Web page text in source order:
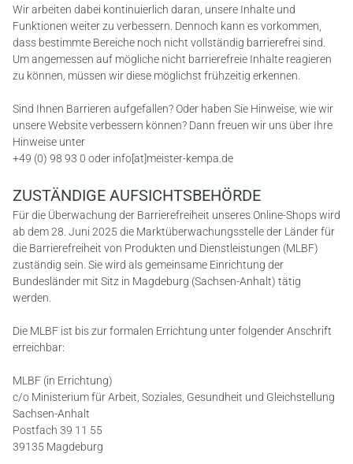
LEISTUNGEN
BAD (TEIL-/VOLLSANIERUNG)
BAD REFERENZEN
HEIZUNG (TEIL-/VOLLSANIERUNG)
WÄRMEPUMPE
HEIZUNGSWARTUNG
UNTERNEHMEN
Wir arbeiten dabei kontinuierlich daran, unsere Inhalte und
Funktionen weiter zu verbessern. Dennoch kann es vorkommen,
dass bestimmte Bereiche noch nicht vollständig barrierefrei sind.
Um angemessen auf mögliche nicht barrierefreie Inhalte reagieren
zu können, müssen wir diese möglichst frühzeitig erkennen.
Sind Ihnen Barrieren aufgefallen? Oder haben Sie Hinweise, wie wir
unsere Website verbessern können? Dann freuen wir uns über Ihre
Hinweise unter
+49 (0) 98 93 0 oder info[at]meister-kempa.de
ZUSTÄNDIGE AUFSICHTSBEHÖRDE
Für die Überwachung der Barrierefreiheit unseres Online-Shops wird
ab dem 28. Juni 2025 die Marktüberwachungsstelle der Länder für
die Barrierefreiheit von Produkten und Dienstleistungen (MLBF)
zuständig sein. Sie wird als gemeinsame Einrichtung der
Bundesländer mit Sitz in Magdeburg (Sachsen-Anhalt) tätig
werden.
Die MLBF ist bis zur formalen Errichtung unter folgender Anschrift
erreichbar:
MLBF (in Errichtung)
c/o Ministerium für Arbeit, Soziales, Gesundheit und Gleichstellung
Sachsen-Anhalt
Postfach 39 11 55
39135 Magdeburg